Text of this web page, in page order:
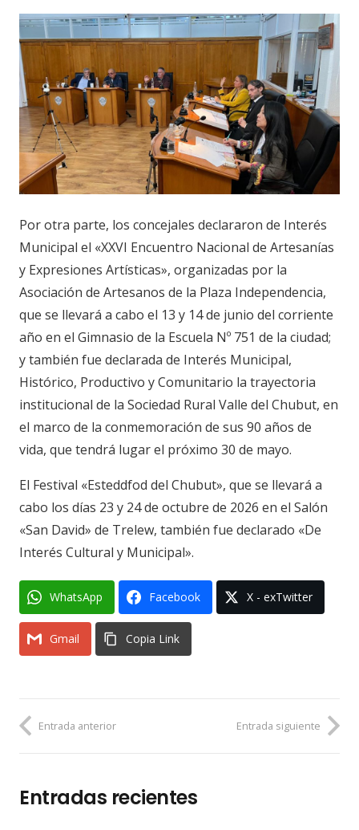
Por otra parte, los concejales declararon de Interés
Municipal el «XXVI Encuentro Nacional de Artesanías
y Expresiones Artísticas», organizadas por la
Asociación de Artesanos de la Plaza Independencia,
que se llevará a cabo el 13 y 14 de junio del corriente
año en el Gimnasio de la Escuela Nº 751 de la ciudad;
y también fue declarada de Interés Municipal,
Histórico, Productivo y Comunitario la trayectoria
institucional de la Sociedad Rural Valle del Chubut, en
el marco de la conmemoración de sus 90 años de
vida, que tendrá lugar el próximo 30 de mayo.
El Festival «Esteddfod del Chubut», que se llevará a
cabo los días 23 y 24 de octubre de 2026 en el Salón
«San David» de Trelew, también fue declarado «De
Interés Cultural y Municipal».
WhatsApp Facebook X - exTwitter
Gmail Copia Link
Entrada anterior Entrada siguiente
Entradas recientes